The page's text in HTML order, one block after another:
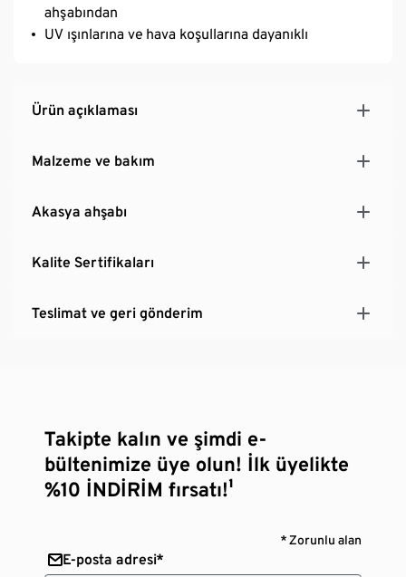
ahşabından
UV ışınlarına ve hava koşullarına dayanıklı
Ürün açıklaması
Malzeme ve bakım
Akasya ahşabı
Kalite Sertifikaları
Teslimat ve geri gönderim
Takipte kalın ve şimdi e-
bültenimize üye olun! İlk üyelikte
%10 İNDİRİM fırsatı!¹
* Zorunlu alan
E-posta adresi*